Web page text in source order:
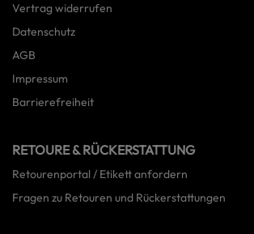
Vertrag widerrufen
Datenschutz
AGB
Impressum
Barrierefreiheit
RETOURE & RÜCKERSTATTUNG
Retourenportal / Etikett anfordern
Fragen zu Retouren und Rückerstattungen